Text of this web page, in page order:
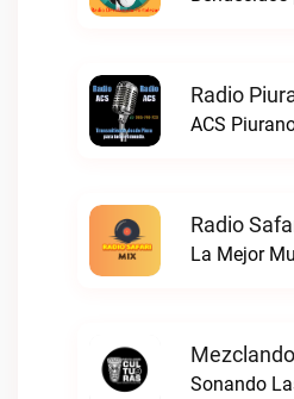
Radio
ACS
Radio
La Mejor
Sonando